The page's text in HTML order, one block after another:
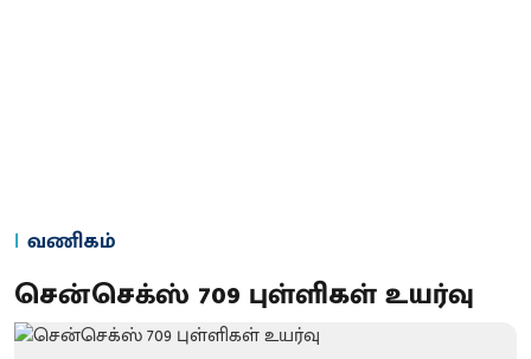
வணிகம்
சென்செக்ஸ் 709 புள்ளிகள் உயர்வு